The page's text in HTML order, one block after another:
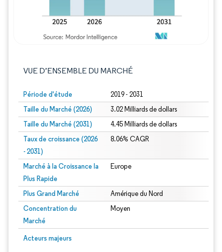
VUE D’ENSEMBLE DU MARCHÉ
Période d'étude 2019 - 2031
Taille du Marché (2026) 3.02 Milliards de dollars
Taille du Marché (2031) 4.45 Milliards de dollars
Taux de croissance (2026
- 2031)
8.06% CAGR
Marché à la Croissance la
Plus Rapide
Europe
Plus Grand Marché Amérique du Nord
Concentration du
Marché
Moyen
Acteurs majeurs
Image © Mordor Intelligence. La réutilisation nécessite une attribution sous CC